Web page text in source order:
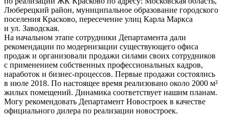
Люберецкий район, муниципальное образование городского
поселения Красково, пересечение улиц Карла Маркса
и ул. Заводская.
На начальном этапе сотрудники Департамента дали
рекомендации по модернизации существующего офиса
продаж и организовали продажи силами своих сотрудников
с применением собственных профессиональных кадров,
наработок и бизнес-процессов. Первые продажи состоялись
в июле 2018. По настоящее время реализовано около 2000 м²
жилых помещений. Динамика соответствует нашим планам.
Могу рекомендовать Департамент Новостроек в качестве
официального дилера по реализации новостроек.